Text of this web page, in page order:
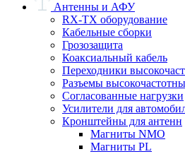
Антенны и АФУ
RX-TX оборудование
Кабельные сборки
Грозозащита
Коаксиальный кабель
Переходники
Разъемы
Согласованные нагрузки
Усилители для
Кронштейны для антенн
Магниты NMO
Магниты PL